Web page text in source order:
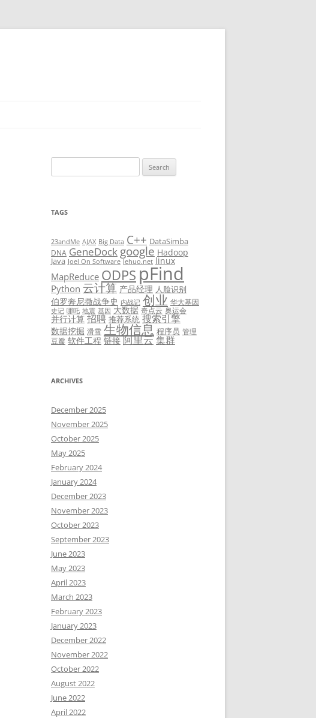
for:
TAGS
23andMe AJAX Big Data C++ DataSimba
DNA GeneDock google Hadoop
Java Joel On Software lehuo.net linux
MapReduce ODPS pFind
Python 云计算 产品经理 人脸识别
伯罗奔尼撒战争史 内战记 创业 华大基因
史记 哪吒 地震 基因 大数据 奇点云 奥运会
并行计算 招聘 推荐系统 搜索引擎
数据挖掘 滑雪 生物信息 程序员 管理
豆瓣 软件工程 链接 阿里云集群
ARCHIVES
December 2025
November 2025
October 2025
May 2025
February 2024
January 2024
December 2023
November 2023
October 2023
September 2023
June 2023
May 2023
April 2023
March 2023
February 2023
January 2023
December 2022
November 2022
October 2022
August 2022
June 2022
April 2022